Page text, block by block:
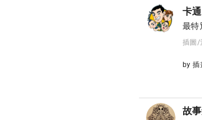
卡
最特
插圖/
by 插
故